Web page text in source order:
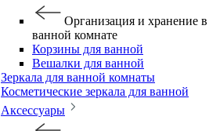
Организация и хранение в
ванной комнате
Корзины для ванной
Вешалки для ванной
Зеркала для ванной комнаты
Косметические зеркала для ванной
Аксессуары